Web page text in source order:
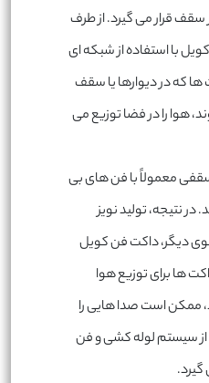
قرار می گیرد. از طرف
با استفاده از شبکه ای
ها که در دیوارها یا سقف
هوا را در فضا توزیع می
معمولاً با فن های بی
نتیجه، تولید نویز
دیگر، داکت فن کویل
ها برای توزیع هوا
ممکن است صدا هایی را
از سیستم لوله کشی و فن
.